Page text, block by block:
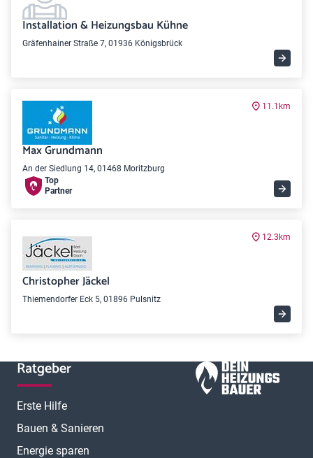
Installation & Heizungsbau Kühne
Gräfenhainer Straße 7, 01936 Königsbrück
11.1km
Max Grundmann
An der Siedlung 14, 01468 Moritzburg
Top
Partner
12.3km
Christopher Jäckel
Thiemendorfer Eck 5, 01896 Pulsnitz
Ratgeber
Erste Hilfe
Bauen & Sanieren
Energie sparen